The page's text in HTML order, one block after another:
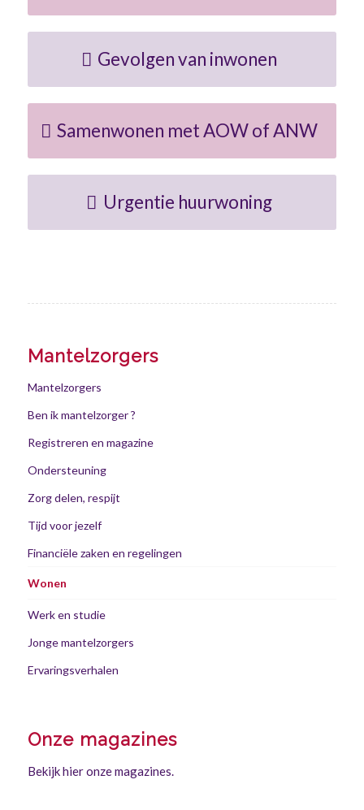
Gevolgen van inwonen
Samenwonen met AOW of ANW
Urgentie huurwoning
Mantelzorgers
Mantelzorgers
Ben ik mantelzorger ?
Registreren en magazine
Ondersteuning
Zorg delen, respijt
Tijd voor jezelf
Financiële zaken en regelingen
Wonen
Werk en studie
Jonge mantelzorgers
Ervaringsverhalen
Onze magazines
Bekijk hier onze magazines.